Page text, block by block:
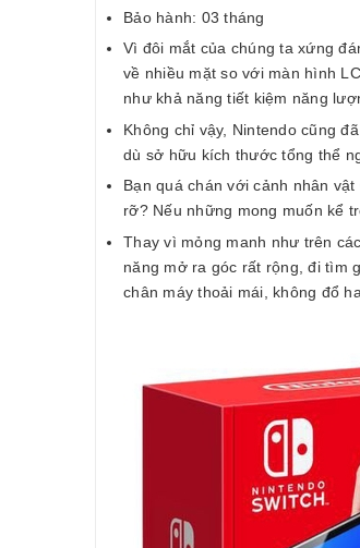
Bảo hành: 03 tháng
Vì đôi mắt của chúng ta xứng
về nhiều mặt so với màn hình
như khả năng tiết kiệm năng
Không chỉ vậy, Nintendo cũng
dù sở hữu kích thước tổng thể
Bạn quá chán với cảnh nhân
rỡ? Nếu những mong muốn kể
Thay vì mỏng manh như trên
năng mở ra góc rất rộng, đi tìm
chân máy thoải mái, không đổ